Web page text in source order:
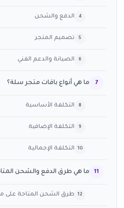
الدفع والشحن
تصميم المتجر
الصيانة والدعم الفني
ما هي أنواع باقات متجر سلة؟
التكلفة الأساسية
التكلفة الإضافية
التكلفة الإجمالية
ما هي طرق الدفع والشحن
طرق الشحن المتاحة على